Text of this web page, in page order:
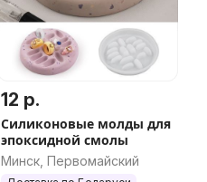
12 р.
Силиконовые молды для
эпоксидной смолы
Минск, Первомайский